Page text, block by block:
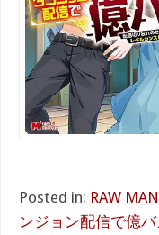
Posted in: RAW
ンジョン配信で億